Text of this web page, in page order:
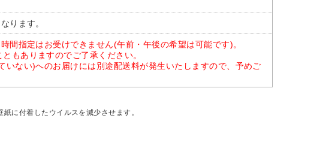
ります。
間指定はお受けできません(午前・午後の希望は可能です)。
もありますのでご了承ください。
いない)へのお届けには別途配送料が発生いたしますので、予めご
に付着したウイルスを減少させます。